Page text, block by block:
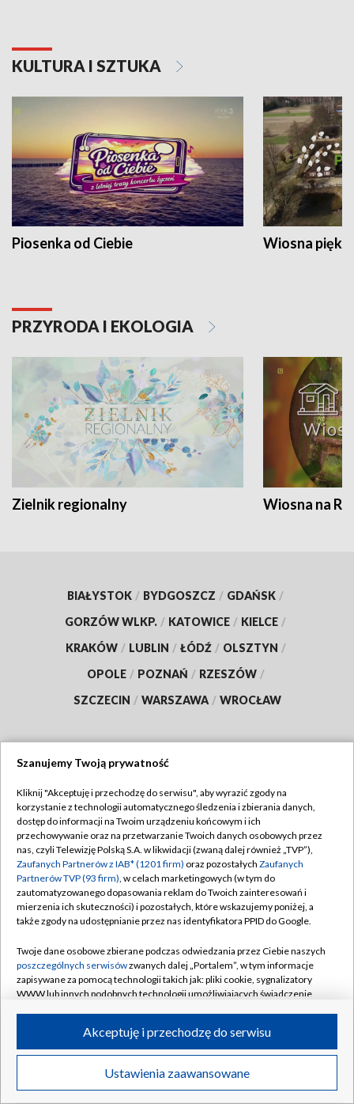
KULTURA I SZTUKA
Piosenka od Ciebie Wiosna
PRZYRODA I EKOLOGIA
Zielnik regionalny Wiosna na
BIAŁYSTOK / BYDGOSZCZ / GDAŃSK /
GORZÓW WLKP. / KATOWICE / KIELCE /
KRAKÓW / LUBLIN / ŁÓDŹ / OLSZTYN /
OPOLE / POZNAŃ / RZESZÓW /
SZCZECIN / WARSZAWA / WROCŁAW
TVP
Abonament TVP
Emisja w TVP
Centrum informacji TVP
Naziemna Telewizja Cyfrowa
Rada Programowa
System NOS
Informacje o nadawcy
Program dla prasy
Ogłoszenie przetargowe
Regulamin TVP
Polityka prywatności
Moje zgody
Pomoc
Kontakt
Kanały
©2026 Telewizja Polska S.A. w likwidacji
Szanujemy Twoją prywatność
Kliknij "Akceptuję i przechodzę do serwisu", aby wyrazić zgody na
korzystanie z technologii automatycznego śledzenia i zbierania danych,
dostęp do informacji na Twoim urządzeniu końcowym i ich
przechowywanie oraz na przetwarzanie Twoich danych osobowych przez
nas, czyli Telewizję Polską S.A. w likwidacji (zwaną dalej również „TVP”),
Zaufanych Partnerów z IAB* (1201 firm) oraz pozostałych Zaufanych
Partnerów TVP (93 firm), w celach marketingowych (w tym do
zautomatyzowanego dopasowania reklam do Twoich zainteresowań i
mierzenia ich skuteczności) i pozostałych, które wskazujemy poniżej, a
także zgody na udostępnianie przez nas identyfikatora PPID do Google.
Twoje dane osobowe zbierane podczas odwiedzania przez Ciebie naszych
poszczególnych serwisówzwanych dalej „Portalem”, w tym informacje
zapisywane za pomocą technologii takich jak: pliki cookie, sygnalizatory
WWW lub innych podobnych technologii umożliwiających świadczenie
ruchu w Internecie.
Twoje dane osobowe zbierane podczas odwiedzania przez Ciebie
poszczególnych serwisówna Portalu, takie jak adresy IP, identyfikatory
Ustawienia zaawansowane
Akceptuję i przechodzę do serwisu